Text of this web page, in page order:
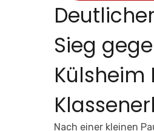
Sieg
Külsheim
Nach einer kleinen